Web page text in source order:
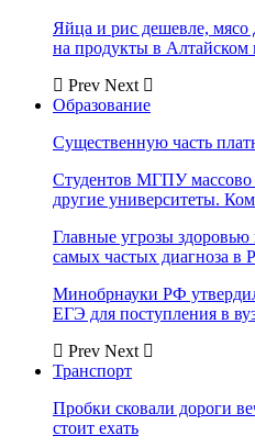
Яйца и рис дешевле,
на продукты в Алтайском
Prev Next
Образование
Существенную часть
Студентов МГПУ массово
другие университеты.
Главные угрозы
самых частых диагноза в
Минобрнауки РФ
ЕГЭ для поступления в
Prev Next
Транспорт
Пробки сковали дороги
стоит ехать